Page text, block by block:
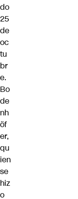
do
25
de
oc
tu
br
e.
Bo
de
nh
öf
er,
qu
ien
se
hiz
o